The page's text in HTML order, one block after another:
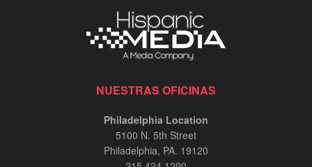
NUESTRAS OFICINAS
Philadelphia Location
5100 N. 5th Street
Philadelphia, PA. 19120